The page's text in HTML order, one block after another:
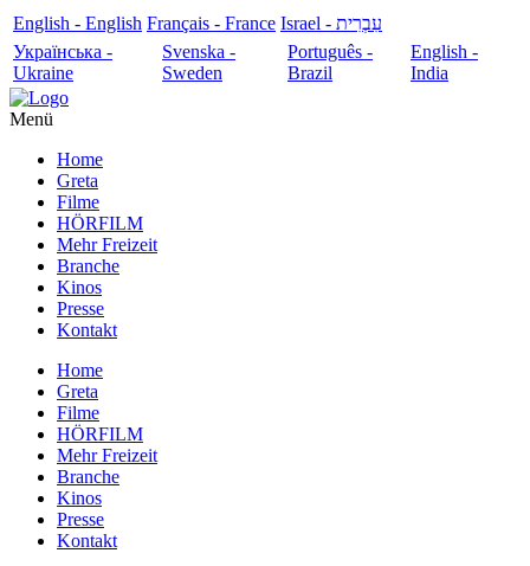
English - English Français - France
עִבְרִית - Israel
Українська -
Ukraine
Svenska -
Sweden
Português -
Brazil
English -
India
Menü
Home
Greta
Filme
HÖRFILM
Mehr Freizeit
Branche
Kinos
Presse
Kontakt
Home
Greta
Filme
HÖRFILM
Mehr Freizeit
Branche
Kinos
Presse
Kontakt